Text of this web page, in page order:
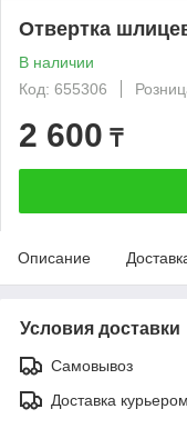
Отвертка
В наличии
Код: 655306
2 600 ₸
Описание
Условия доставки
Самовывоз
Доставка курьером